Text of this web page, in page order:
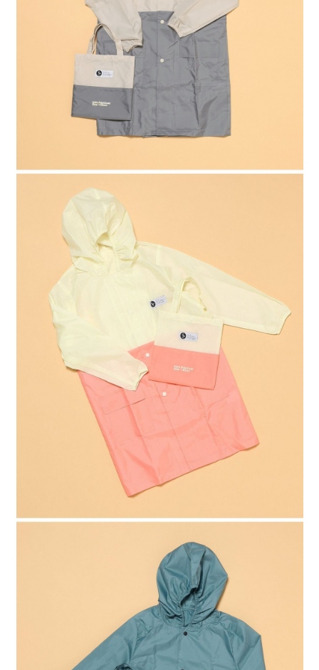
1.本服務係由「台灣大哥大股份有限公司」（以下簡稱本公司）所提供，讓
用戶於交易時，得透過本服務購買商品或服務，並由商店將買賣／分期付款
買賣價金債權讓與本公司後，依約使用本公司帳單繳交帳款。
2.基於同意付款使用「大哥付你分期」之契約關係目的，商店將以您的個人
資料（包含姓名、電話或地址）提供予台灣大哥大進項蒐集、處理及利用，
由本公司與您本人進行分期帳單所需資料之確認、核對及更正。
3.完整用戶服務條款，請詳閱以下連結：
https://oppay.tw/userRule
２．訂單成立數日內，您將收到繳費通知簡訊。
３．收到繳費通知簡訊後14天內，點擊此簡訊中的連結，可透過四大超商／
ATM／網路銀行／等多元方式進行付款，方視為交易完成。
※ 請注意：結帳手續完成當下不需立刻繳費，但若您需要取消訂單，請聯絡
購買商品的店家。未經商家同意取消之訂單仍視為有效，需透過AFTEE先享
※ 交易是否成功請以「AFTEE先享後付 」之結帳頁面顯示為準，若有關於
是否繳費成功／繳費後需取消欲退款等相關疑問，請聯繫「AFTEE先享後付
客戶支援中心」
https://netprotections.freshdesk.com/support/home
權轉讓予恩沛科技股份有限公司。
２．關於個人資料處理事宜，請瀏覽以下網址：
３．未成年的使用者請事先徵得法定代理人或監護人之同意方可使用
「AFTEE先享後付」，若未經同意申辦者引起之損失，本公司不負相關責
４．使用「AFTEE先享後付」時，將依據個別帳號之用戶狀況，依本公司即
時審查核予不同之上限額度；若仍有額度不足之情形，本公司將視審查結果
請求用戶進行身份認證。
５．嚴禁一人註冊多個帳號或使用他人資訊註冊。若發現惡意使用之情形，
恩沛科技股份有限公司將有權停止該用戶之使用額度並採取法律行動。
每筆NT$80，滿NT$1,500(含以上)免運費
每筆NT$80，滿NT$1,500(含以上)免運費
每筆NT$80，滿NT$1,500(含以上)免運費